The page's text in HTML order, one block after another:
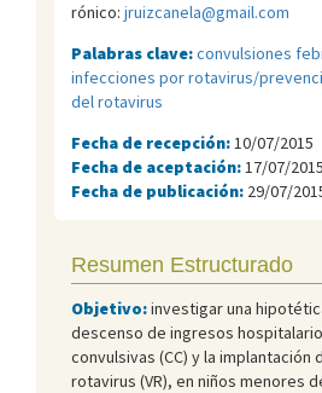
rónico: jruizcanela@gmail.com
Palabras clave:convulsiones
infecciones por rotavirus/
del rotavirus
Fecha de recepción: 10/07/2015
Fecha de aceptación: 17/07/2015
Fecha de publicación: 29/07/
Resumen Estructurado
Objetivo:investigar una
descenso de ingresos
convulsivas (CC) y la implantación
rotavirus (VR), en niños menores